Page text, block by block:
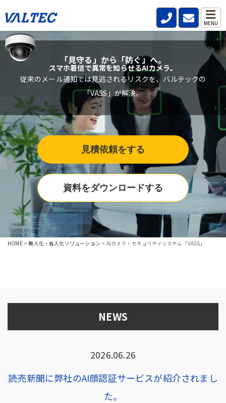
MENU
HOME>無人化・省人化ソリューション > AIカメラ・セキュリティシステム「VASS」
「見守る」から「防ぐ」へ。
スマホ着信で異常を知らせるAIカメラ。
従来のメール通知では見逃されるリスクを、バルテックの
「VASS」が解決。
見積依頼をする
資料をダウンロードする
NEWS
2026.06.26
読売新聞に弊社のAI顔認証サービスが紹介されまし
た。